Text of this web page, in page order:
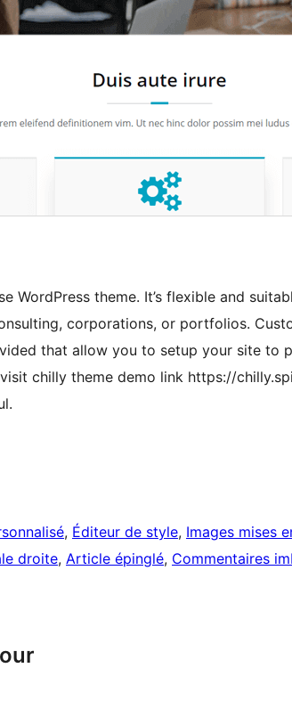
WordPress theme. It’s flexible and
corporations, or portfolios.
that allow you to setup your site to
chilly theme demo link https://
, Éditeur de style, Images mises
droite, Article épinglé, Commentaires